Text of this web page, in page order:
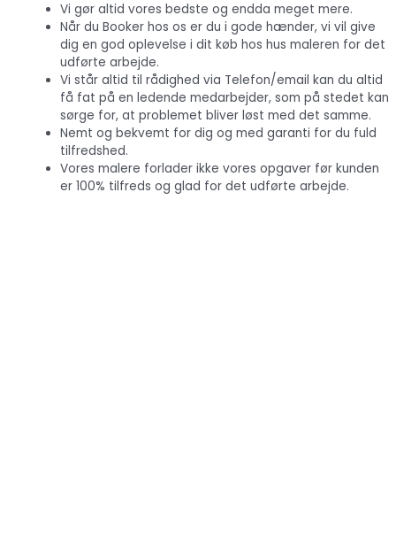
Vi gør altid vores bedste og endda meget mere.
Når du Booker hos os er du i gode hænder, vi vil give
dig en god oplevelse i dit køb hos hus maleren for det
udførte arbejde.
Vi står altid til rådighed via Telefon/email kan du altid
få fat på en ledende medarbejder, som på stedet kan
sørge for, at problemet bliver løst med det samme.
Nemt og bekvemt for dig og med garanti for du fuld
tilfredshed.
Vores malere forlader ikke vores opgaver før kunden
er 100% tilfreds og glad for det udførte arbejde.